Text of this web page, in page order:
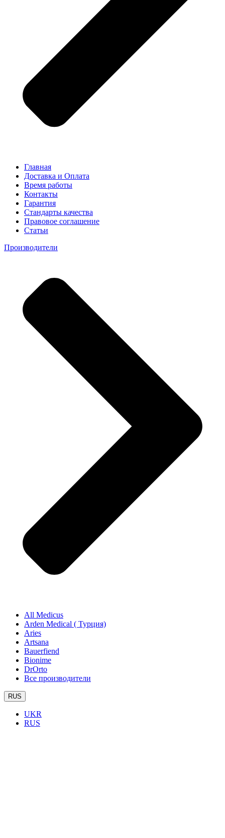
Главная
Доставка и Оплата
Время работы
Контакты
Гарантия
Стандарты качества
Правовое соглашение
Статьи
Производители
All Medicus
Arden Medical ( Турция)
Aries
Artsana
Bauerfiend
Bionime
DrOrto
Все производители
RUS
UKR
RUS